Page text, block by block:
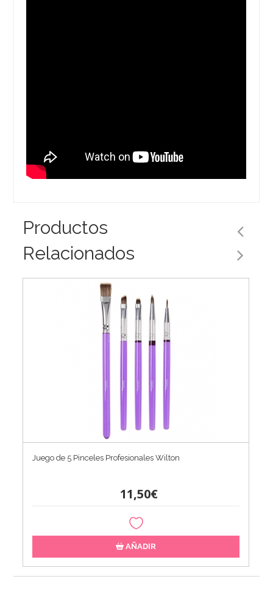
Productos
Relacionados
Juego de 5 Pinceles Profesionales Wilton
11,50€
AÑADIR